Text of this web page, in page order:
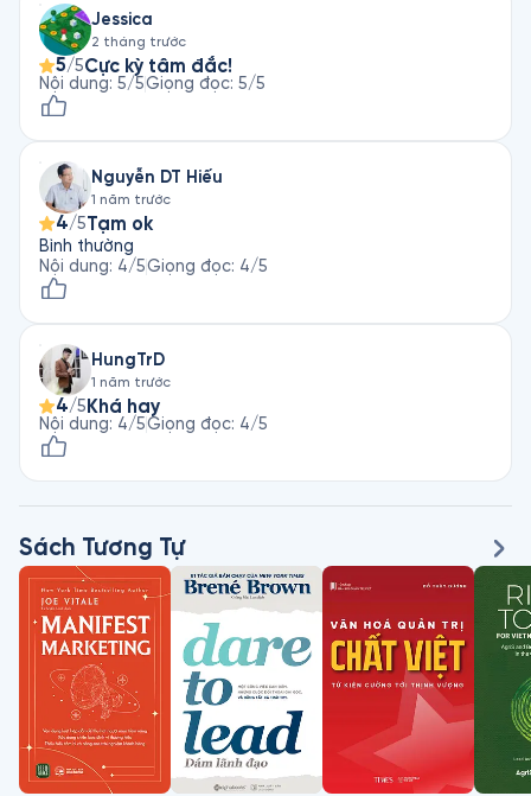
Jessica
2 tháng trước
5/5Cực kỳ tâm đắc!
Nội dung: 5/5Giọng đọc: 5/5
Nguyễn DT Hiếu
1 năm trước
4/5Tạm ok
Bình thường
Nội dung: 4/5Giọng đọc: 4/5
HungTrD
1 năm trước
4/5 Khá hay
Nội dung: 4/5Giọng đọc: 4/5
Sách Tương Tự